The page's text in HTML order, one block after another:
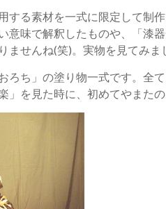
する素材を一式に限定して制
意味で解釈したものや、「
ませんね(笑)。実物を見てみま
ろち」の塗り物一式です。全
」を見た時に、初めてやまた